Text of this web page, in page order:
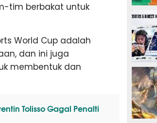
tim berbakat untuk
World Cup adalah
dan ini juga
membentuk dan
Tolisso Gagal Penalti
ESPORTS